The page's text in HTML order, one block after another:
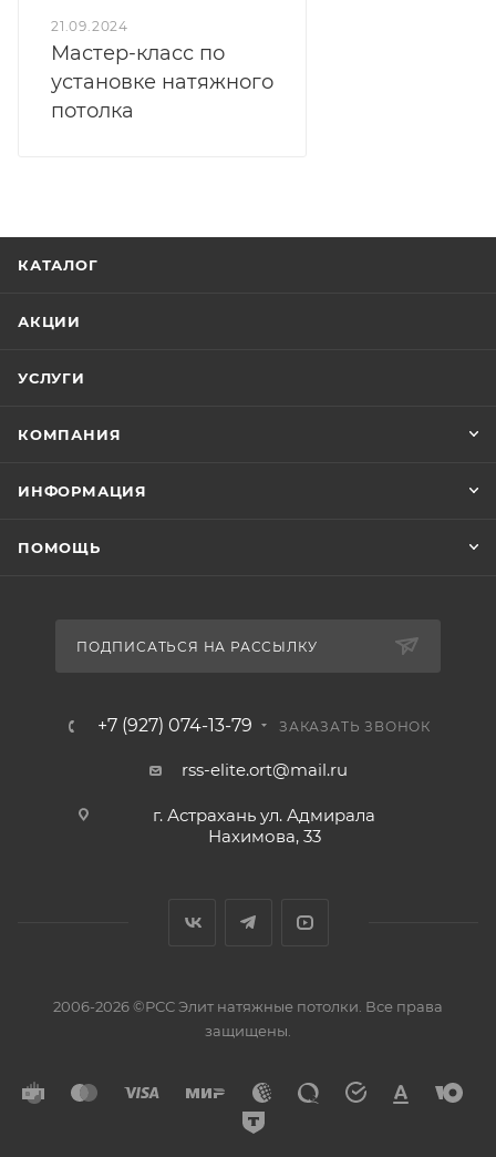
21.09.2024
Мастер-класс по
установке натяжного
потолка
КАТАЛОГ
АКЦИИ
УСЛУГИ
КОМПАНИЯ
ИНФОРМАЦИЯ
ПОМОЩЬ
ПОДПИСАТЬСЯ НА РАССЫЛКУ
+7 (927) 074-13-79 ЗАКАЗАТЬ ЗВОНОК
rss-elite.ort@mail.ru
г. Астрахань ул. Адмирала
Нахимова, 33
2006-2026 ©РСС Элит натяжные потолки. Все права
защищены.